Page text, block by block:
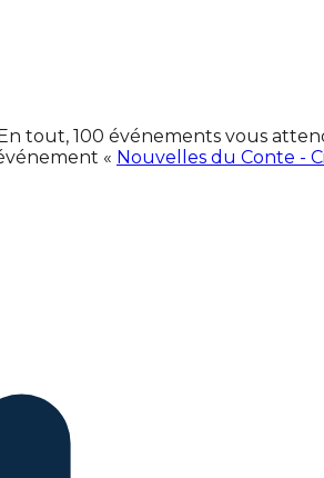
tout, 100 événements vous
« Nouvelles du Conte -